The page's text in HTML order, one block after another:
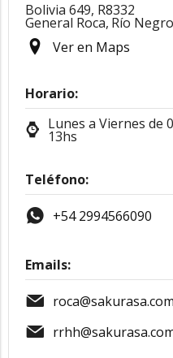
Bolivia 649, R8332
General Roca, Río
Ver en Maps
Horario:
Lunes a Viernes de
13hs
Teléfono:
+54 2994566090
Emails:
roca@sakurasa.com